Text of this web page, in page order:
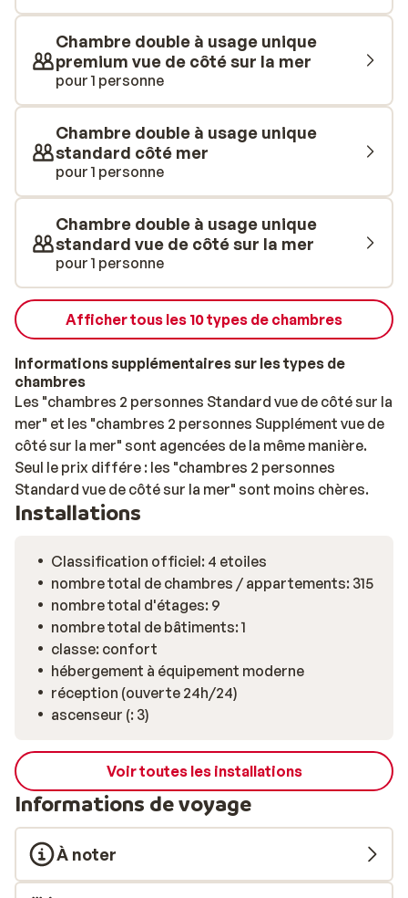
détente dans le spa qui dispose d’un sauna et d’un
jacuzzi. Idéal pour s’évader le temps d’un instant…Tout
au long de la journée, des boissons et collations vous
seront proposées. Les vacanciers plus sportifs auront
l'occasion d'explorer la région à vélos. Le soir, un
dîner, vous pourrez ensuite faire une balade sur la
promenade, et profiter d’une douce soirée d’été. Les
chambres au style épuré vous permettront de vous
comprennent une salle de bain moderne avec sèche-
cheveux, une télévision à écran plat, une radio, un
téléphone, la climatisation et une joli balcon meublé. La
plupart d'entre elles offrent une superbe vue sur la
mer. Bon séjour à Playa de Palma!
Chambre double à usage unique
premium vue de côté sur la mer
pour 1 personne
Chambre double à usage unique
standard côté mer
pour 1 personne
Chambre double à usage unique
standard vue de côté sur la mer
pour 1 personne
Afficher tous les 10 types de chambres
Informations supplémentaires sur les types de
chambres
Les "chambres 2 personnes Standard vue de côté sur la
mer" et les "chambres 2 personnes Supplément vue de
côté sur la mer" sont agencées de la même manière.
Seul le prix différe : les "chambres 2 personnes
Standard vue de côté sur la mer" sont moins chères.
Installations
Classification officiel: 4 etoiles
nombre total de chambres / appartements: 315
nombre total d'étages: 9
nombre total de bâtiments: 1
classe: confort
hébergement à équipement moderne
réception (ouverte 24h/24)
ascenseur (: 3)
Voir toutes les installations
Informations de voyage
À noter